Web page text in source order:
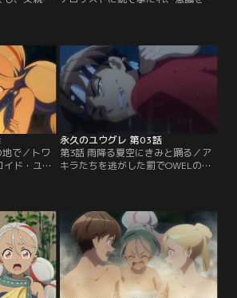
男子高校
同生活によ
なったトワ
展させら
。一方、
異性として
供：バンダ
ったアキラ。目を覚ました時には約
よって荒廃した街。国はもはやな
く、“OWEL”と呼ばれる統一機構に
よって人々が管理される世界になっ
ていた。結婚とはまた違う新し
い“エルシー”と呼ばれる制度。【提
供：バンダイチャンネル】
で／トワ
ド・ユウ
。2人は王
を目指して
ら本州へ渡
本作家に
モル。
ネル】
永久のユウグレ 第03話
第3話 雨降る夏空にきみと踊る／ア
キラたちを逃がした罰でOWELの独
け出すアキラ。管理局から脱出を図
る2人だったが途中、OWELの衛兵た
ちに包囲され絶体絶命の危機
に……。【提供：バンダイチャンネ
ル】